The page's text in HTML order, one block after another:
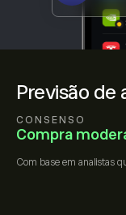
Previsão de
CONSENSO
Compra
Com base em analistas